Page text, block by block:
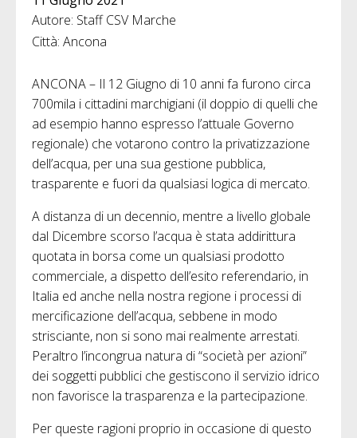
Autore: Staff CSV Marche
Città: Ancona
ANCONA – Il 12 Giugno di 10 anni fa furono circa
700mila i cittadini marchigiani (il doppio di quelli che
ad esempio hanno espresso l’attuale Governo
regionale) che votarono contro la privatizzazione
dell’acqua, per una sua gestione pubblica,
trasparente e fuori da qualsiasi logica di mercato.
A distanza di un decennio, mentre a livello globale
dal Dicembre scorso l’acqua è stata addirittura
quotata in borsa come un qualsiasi prodotto
commerciale, a dispetto dell’esito referendario, in
Italia ed anche nella nostra regione i processi di
mercificazione dell’acqua, sebbene in modo
strisciante, non si sono mai realmente arrestati.
Peraltro l’incongrua natura di “società per azioni”
dei soggetti pubblici che gestiscono il servizio idrico
non favorisce la trasparenza e la partecipazione.
Per queste ragioni proprio in occasione di questo